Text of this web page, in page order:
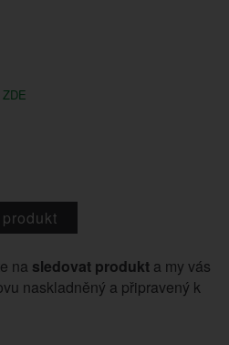
na sledovat produkta my vás
naskladněný a připravený k